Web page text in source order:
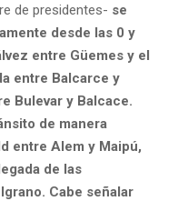
de presidentes- se
desde las 0 y
entre Güemes y el
entre Balcarce y
Bulevar y Balcace.
de manera
entre Alem y Maipú,
de las
Cabe señalar